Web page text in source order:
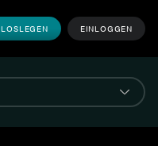
LOSLEGEN EINLOGGEN